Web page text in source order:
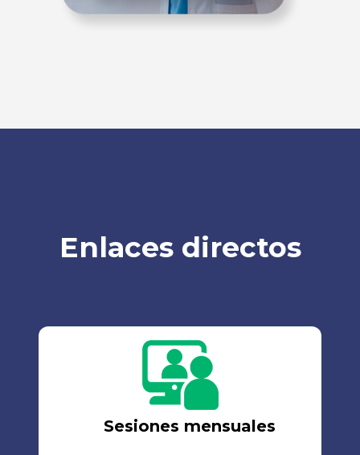
Enlaces directos
Sesiones mensuales